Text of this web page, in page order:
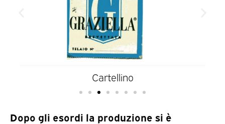
Cartellino
Dopo gli esordi la produzione si è